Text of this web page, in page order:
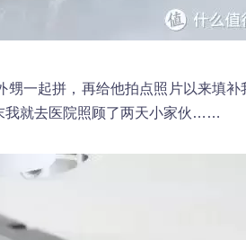
一起拼，再给他拍点照片以来填
我就去医院照顾了两天小家伙……